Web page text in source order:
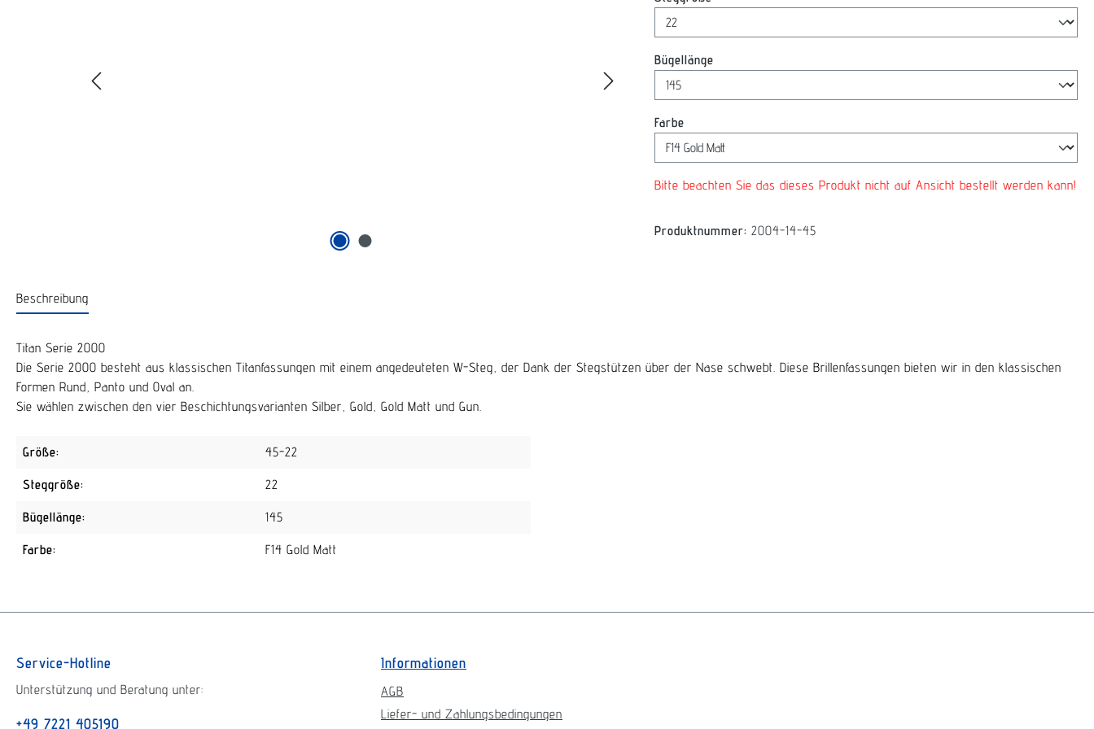
Bügellänge
Farbe
Bitte beachten Sie das dieses Produkt nicht auf Ansicht bestellt werden kann!
Produktnummer: 2004-14-45
Beschreibung
Titan Serie 2000
Die Serie 2000 besteht aus klassischen Titanfassungen mit einem angedeuteten W-Steg, der Dank der Stegstützen über der Nase schwebt. Diese Brillenfassungen bieten wir in den klassischen
Formen Rund, Panto und Oval an.
Sie wählen zwischen den vier Beschichtungsvarianten Silber, Gold, Gold Matt und Gun.
Größe: 45-22
Steggröße: 22
Bügellänge: 145
Farbe: F14 Gold Matt
Service-Hotline
Unterstützung und Beratung unter:
+49 7221 405190
Informationen
AGB
Liefer- und Zahlungsbedingungen